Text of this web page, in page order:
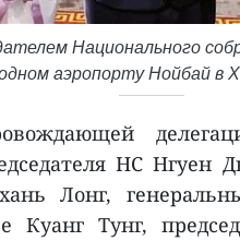
Национального
аэропорту Нойбай в
НС Нгуен
Лонг,
Куанг Тунг,